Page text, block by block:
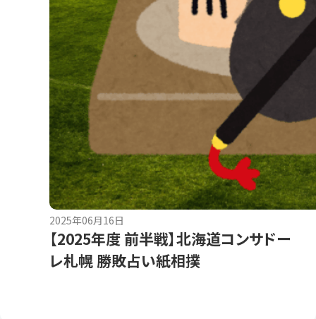
2025年06月16日
【2025年度 前半戦】北海道コンサドー
レ札幌 勝敗占い紙相撲